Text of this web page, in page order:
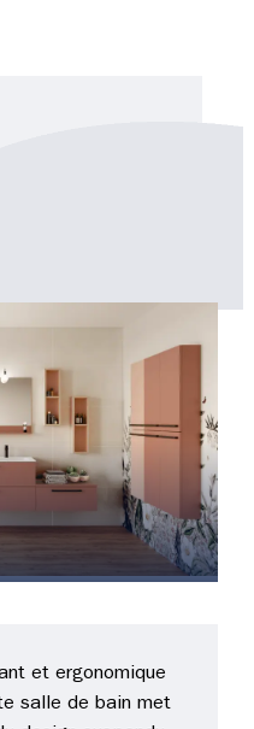
et ergonomique
salle de bain met